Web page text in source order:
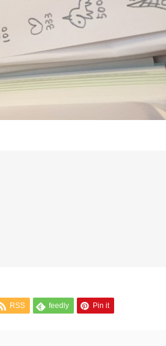
RSS feedly Pin it